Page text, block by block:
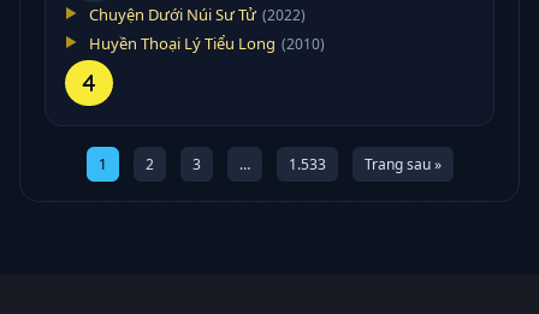
Chuyện Dưới Núi Sư Tử (2022)
Huyền Thoại Lý Tiểu Long (2010)
4
1 2 3 … 1.533 Trang sau »